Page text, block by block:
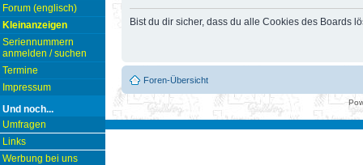
Forum (englisch)
Kleinanzeigen
Seriennummern
anmelden / suchen
Termine
Impressum
Und noch...
Umfragen
Links
Werbung bei uns
Bist du dir sicher, dass du alle Cookies des Boards
Foren-Übersicht